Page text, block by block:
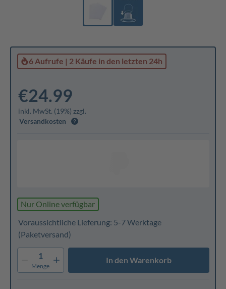
6 Aufrufe | 2 Käufe in den letzten 24h
€24.99
inkl. MwSt. (19%) zzgl.
Versandkosten
Nur Online verfügbar
Voraussichtliche Lieferung: 5-7 Werktage
(Paketversand)
1
Menge
In den Warenkorb